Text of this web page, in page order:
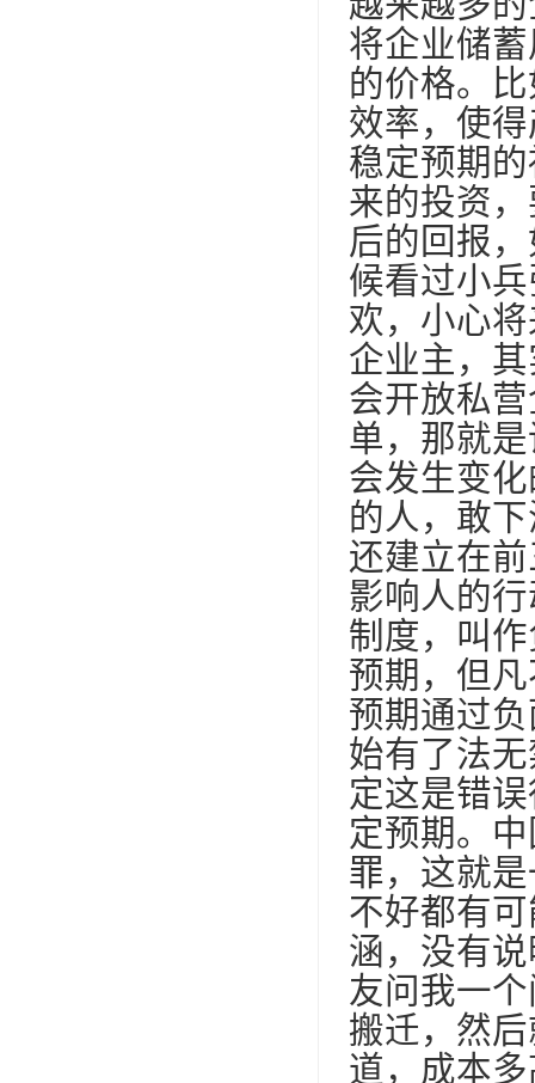
将企业储
的价格。
效率，使
稳定预期
来的投资
后的回报
候看过小
欢，小心
企业主，
会开放私
单，那就
会发生变
的人，敢
还建立在
影响人的
制度，叫
预期，但
预期通过
始有了法
定这是错
定预期。
罪，这就
不好都有
涵，没有
友问我一
搬迁，然
道，成本